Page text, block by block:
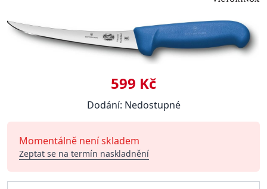
599 Kč
Dodání: Nedostupné
Momentálně není skladem
Zeptat se na termín naskladnění